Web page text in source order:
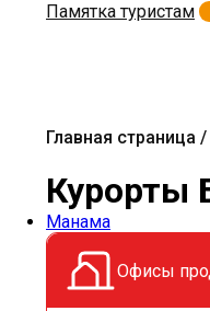
Памятка туристам
Главная страница
Курорты
Манама
Офисы